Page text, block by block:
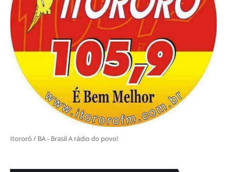
Itororó / BA - Brasil A rádio do povo!